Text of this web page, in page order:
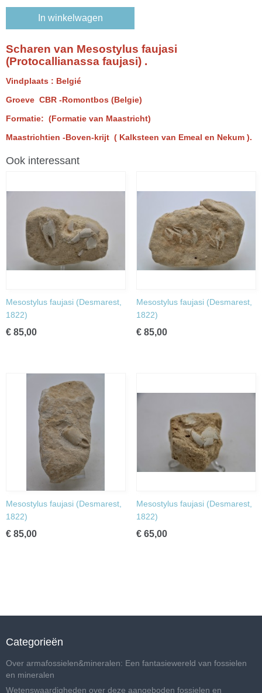
In winkelwagen
Scharen van Mesostylus faujasi
(Protocallianassa faujasi) .
Vindplaats : Belgié
Groeve CBR -Romontbos (Belgie)
Formatie: (Formatie van Maastricht)
Maastrichtien -Boven-krijt ( Kalksteen van Emeal en Nekum ).
Ook interessant
Mesostylus faujasi (Desmarest,
1822)
€ 85,00
Mesostylus faujasi (Desmarest,
1822)
€ 85,00
Mesostylus faujasi (Desmarest,
1822)
€ 85,00
Mesostylus faujasi (Desmarest,
1822)
€ 65,00
Categorieën
Over armafossielen&mineralen: Een fantasiewereld van fossielen
en mineralen
Wetenswaardigheden over deze aangeboden fossielen en